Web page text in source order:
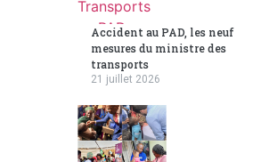
Accident au PAD, les neuf
mesures du ministre des
transports
21 juillet 2026